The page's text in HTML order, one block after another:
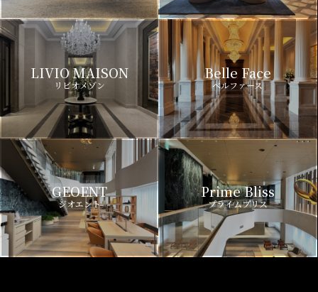
LIVIO MAISON
リビオメゾン
Belle Face
ベルファース
GEOENT
ジオエント
Prime Bliss
プライムブリス